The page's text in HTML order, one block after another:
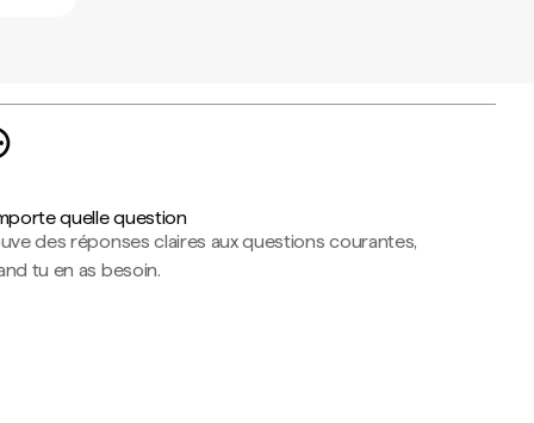
quelle question
des réponses claires aux questions courantes,
tu en as besoin.